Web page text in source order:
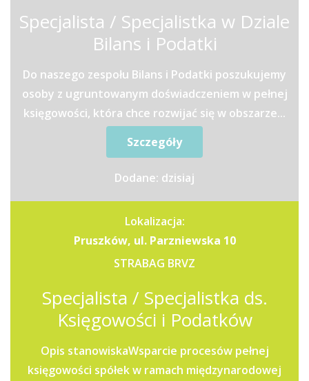
Specjalista / Specjalistka w Dziale
Bilans i Podatki
Do naszego zespołu Bilans i Podatki poszukujemy
osoby z ugruntowanym doświadczeniem w pełnej
księgowości, która chce rozwijać się w obszarze...
Szczegóły
Dodane: dzisiaj
Lokalizacja:
Pruszków, ul. Parzniewska 10
STRABAG BRVZ
Specjalista / Specjalistka ds.
Księgowości i Podatków
Opis stanowiskaWsparcie procesów pełnej
księgowości spółek w ramach międzynarodowej